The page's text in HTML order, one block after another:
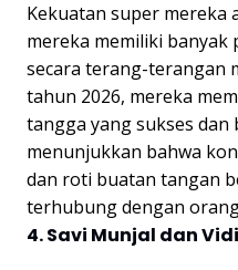
Kekuatan super mereka
mereka memiliki
secara terang-terangan
tahun 2026, mereka
tangga yang sukses dan
menunjukkan bahwa
dan roti buatan tangan
terhubung dengan
4. Savi Munjal dan